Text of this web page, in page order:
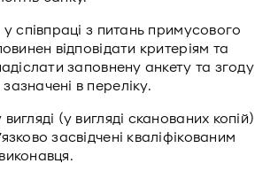
співпраці з питань примусового
відповідати критеріям та
заповнену анкету та згоду
в переліку.
(у вигляді сканованих копій)
засвідчені кваліфікованим